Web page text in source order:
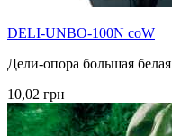
DELI-UNBO-100N coW
Дели-опора большая белая
10,02 грн